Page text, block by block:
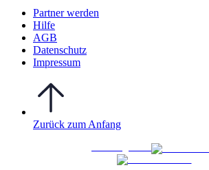
Partner werden
Hilfe
AGB
Datenschutz
Impressum
Zurück zum Anfang